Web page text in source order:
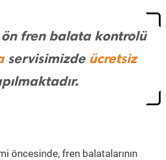
ön fren balata kontrolü
servisimizde ücretsiz
öncesinde, fren balatalarının